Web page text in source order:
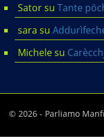
Satorsu Tante
sara su
Michelesu
© 2026 - Parliamo